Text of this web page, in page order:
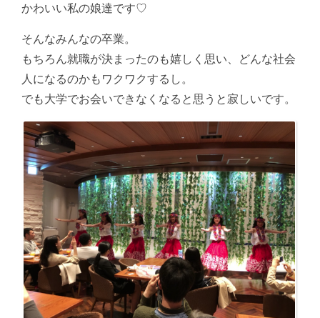
かわいい私の娘達です♡
そんなみんなの卒業。
もちろん就職が決まったのも嬉しく思い、どんな社会
人になるのかもワクワクするし。
でも大学でお会いできなくなると思うと寂しいです。